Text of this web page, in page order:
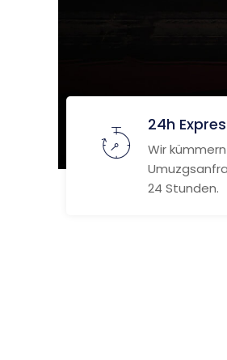
24h
Wir
24 Stunden.